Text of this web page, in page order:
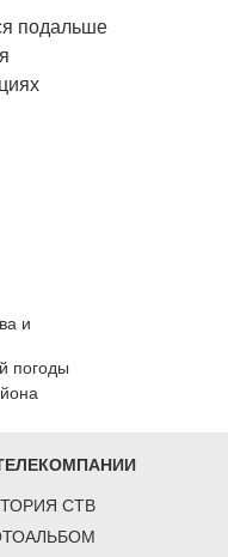
подальше
и
погоды
СТВ